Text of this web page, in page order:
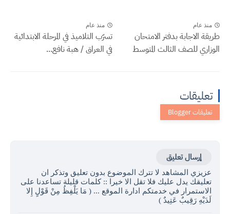
منذ عام
طريقة الاجابة بدفتر الامتحان
الوزاري للصف الثالث المتوسط
منذ عام
تسرّب التلاميذ في المرحلة الابتدائية
في العراق / هبة نافع...
تعليقات
إرسال تعليق
عزيزي المشاهد لا تترك الموضوع بدون تعليق وتذكر ان
تعليقك يدل عليك فلا تقل الا خيرا :: كلمات قليلة تساعدنا على
الاستمرار في خدمتكم ادارة الموقع ... ( مَا يَلْفِظُ مِنْ قَوْلٍ إِلا
لَدَيْهِ رَقِيبٌ عَتِيدٌ )